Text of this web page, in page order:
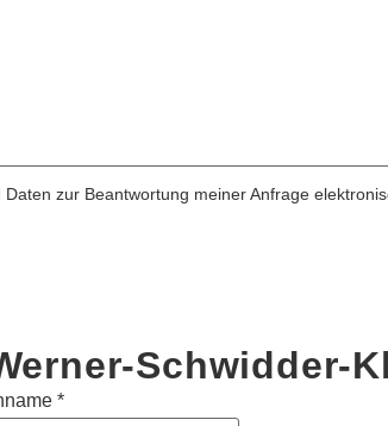
zur Beantwortung meiner Anfrage
Schwidder-
*